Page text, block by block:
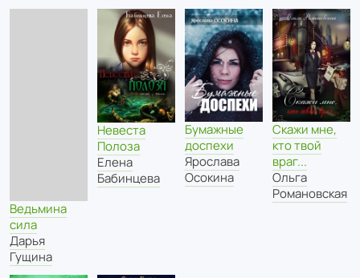
Ведьмина
сила
Дарья
Гущина
Невеста
Полоза
Елена
Бабинцева
Бумажные
доспехи
Ярослава
Осокина
Скажи мне,
кто твой
враг...
Ольга
Романовская